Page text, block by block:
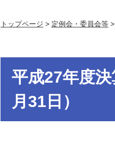
トップページ > 定例会・委員会等 >
平成27年度
月31日）